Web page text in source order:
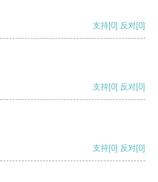
支持[0] 反对[0]
支持[0] 反对[0]
支持[0] 反对[0]